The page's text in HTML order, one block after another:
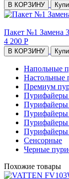
В КОРЗИНУ
Пакет №1 Замена
4 200 Р
В КОРЗИНУ
Напольные
Настольные
Премиум
Пурифайеры
Пурифайеры
Пурифайеры
Сенсорные
Черные
Похожие товары